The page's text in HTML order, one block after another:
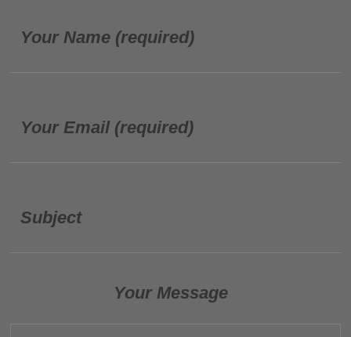
Your Name (required)
Your Email (required)
Subject
Your Message